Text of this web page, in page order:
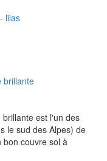
lilas
est l'un des
le sud des Alpes) de
bon couvre sol à